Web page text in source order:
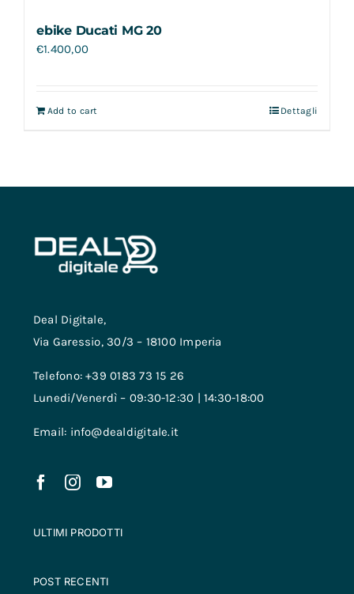
ebike Ducati MG 20
€1.400,00
Add to cart Dettagli
Deal Digitale,
Via Garessio, 30/3 – 18100 Imperia
Telefono: +39 0183 73 15 26
Lunedi/Venerdì – 09:30-12:30 | 14:30-18:00
Email: info@dealdigitale.it
ULTIMI PRODOTTI
POST RECENTI